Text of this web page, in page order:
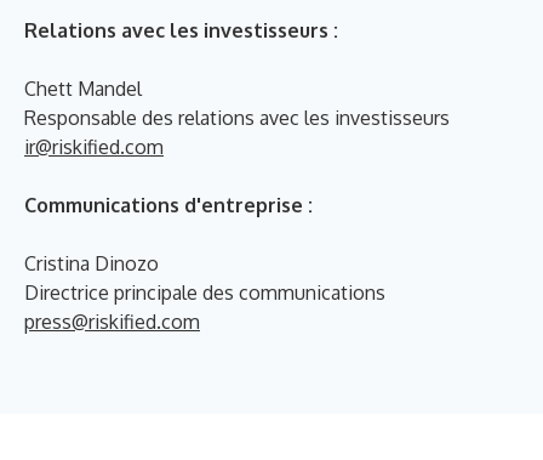
Relations avec les investisseurs :
Chett Mandel
Responsable des relations avec les investisseurs
ir@riskified.com
Communications d'entreprise :
Cristina Dinozo
Directrice principale des communications
press@riskified.com